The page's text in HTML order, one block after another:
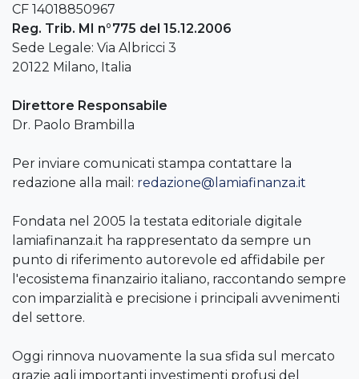
CF 14018850967
Reg. Trib. MI n°775 del 15.12.2006
Sede Legale: Via Albricci 3
20122 Milano, Italia
Direttore Responsabile
Dr. Paolo Brambilla
Per inviare comunicati stampa contattare la
redazione alla mail: redazione@lamiafinanza.it
Fondata nel 2005 la testata editoriale digitale
lamiafinanza.it ha rappresentato da sempre un
punto di riferimento autorevole ed affidabile per
l'ecosistema finanzairio italiano, raccontando sempre
con imparzialità e precisione i principali avvenimenti
del settore.
Oggi rinnova nuovamente la sua sfida sul mercato
grazie agli importanti investimenti profusi del